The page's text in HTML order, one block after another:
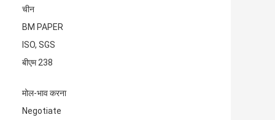
चीन
BM PAPER
ISO, SGS
बीएम 238
मोल-भाव करना
Negotiate